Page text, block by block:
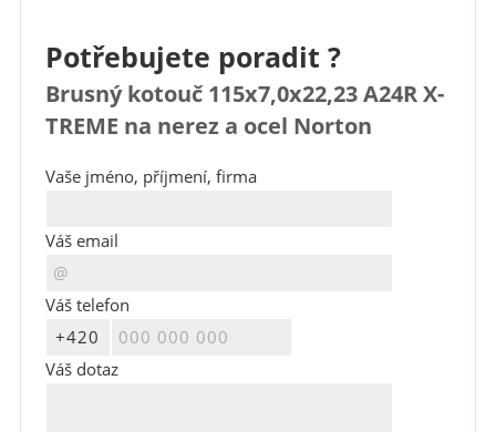
Potřebujete poradit ?
Brusný kotouč 115x7,0x22,23 A24R X-
TREME na nerez a ocel Norton
Vaše jméno, příjmení, firma
Váš email
Váš telefon
Váš dotaz